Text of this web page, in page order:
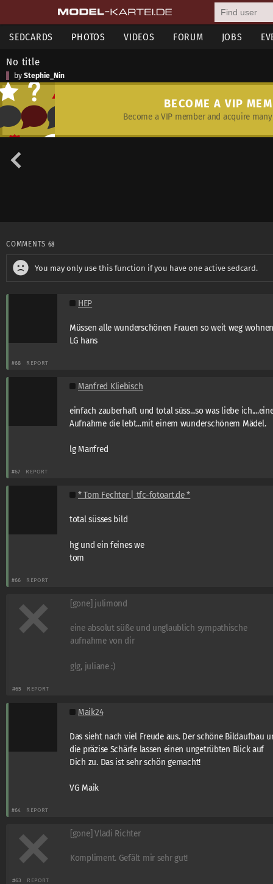
SEDCARDS PHOTOS VIDEOS FORUM JOBS
No title
by Stephie_Nin
BECOME A VIP
Become a VIP member and acquire
COMMENTS 68
You may only use this function if you have one active sedcard.
HEP
Müssen alle wunderschönen Frauen so weit weg
LG hans
#68 REPORT
Manfred Kliebisch
einfach zauberhaft und total süss...so was liebe
Aufnahme die lebt...mit einem wunderschönem Mädel.
lg Manfred
#67 REPORT
* Tom Fechter | tfc-fotoart.de *
total süsses bild
hg und ein feines we
tom
#66 REPORT
[gone] julimond
eine absolut süße und unglaublich sympathische
aufnahme von dir
glg, juliane :)
#65 REPORT
Maik24
Das sieht nach viel Freude aus. Der schöne Bildaufbau
die präzise Schärfe lassen einen ungetrübten Blick auf
Dich zu. Das ist sehr schön gemacht!
VG Maik
#64 REPORT
[gone] Vladi Richter
Kompliment. Gefält mir sehr gut!
#63 REPORT